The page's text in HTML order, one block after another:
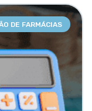
DE FARMÁCIAS